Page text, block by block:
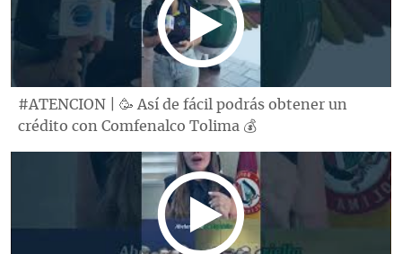
#ATENCION | 🥳 Así de fácil podrás obtener un
crédito con Comfenalco Tolima 💰